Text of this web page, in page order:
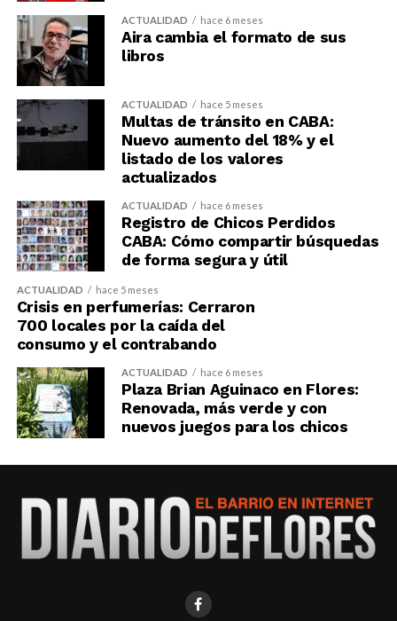
ACTUALIDAD hace 6 meses
Aira cambia el formato de sus
libros
ACTUALIDAD hace 5 meses
Multas de tránsito en CABA:
Nuevo aumento del 18% y el
listado de los valores
actualizados
ACTUALIDAD hace 6 meses
Registro de Chicos Perdidos
CABA: Cómo compartir búsquedas
de forma segura y útil
ACTUALIDAD hace 5 meses
Crisis en perfumerías: Cerraron
700 locales por la caída del
consumo y el contrabando
ACTUALIDAD hace 6 meses
Plaza Brian Aguinaco en Flores:
Renovada, más verde y con
nuevos juegos para los chicos